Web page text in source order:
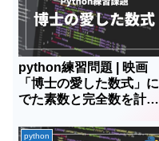
python練習問題 | 映画
「博士の愛した数式」に
でた素数と完全数を計算
python